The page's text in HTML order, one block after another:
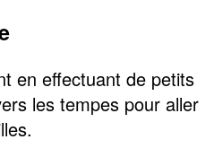
en effectuant de petits
les tempes pour aller